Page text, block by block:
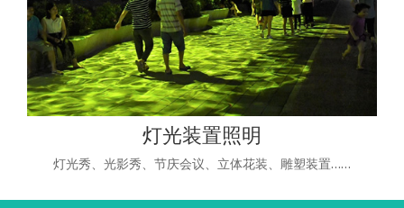
灯光装置照明
灯光秀、光影秀、节庆会议、立体花装、雕塑装置……